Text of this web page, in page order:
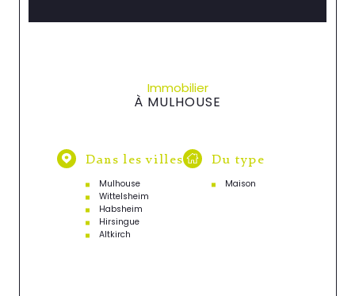
Immobilier
À MULHOUSE
Dans les villes
Mulhouse
Wittelsheim
Habsheim
Hirsingue
Altkirch
Du type
Maison